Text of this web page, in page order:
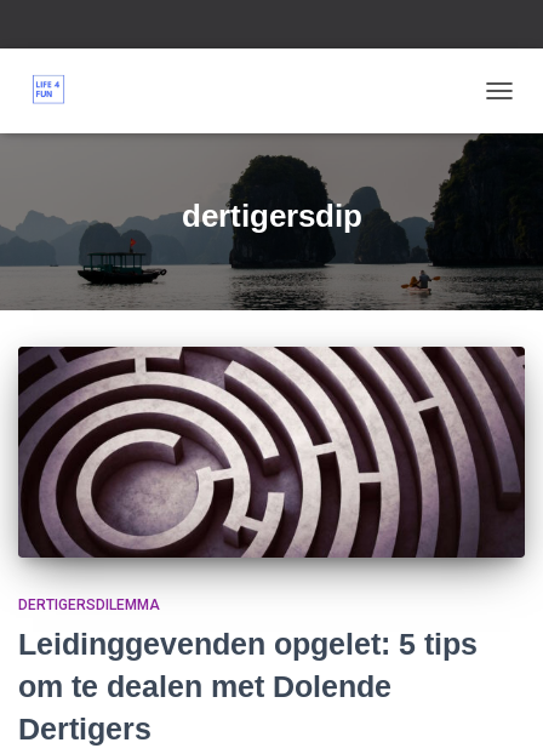
dertigersdip
DERTIGERSDILEMMA
Leidinggevenden opgelet: 5 tips
om te dealen met Dolende
Dertigers